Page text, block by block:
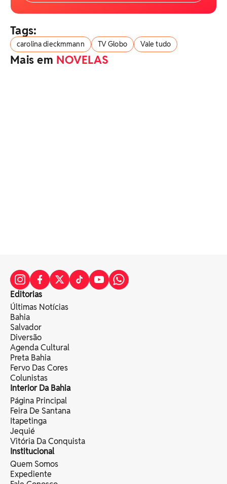
Tags:
carolina dieckmmann TV Globo Vale tudo
Mais em NOVELAS
Editorias
Últimas Notícias
Bahia
Salvador
Diversão
Agenda Cultural
Preta Bahia
Fervo Das Cores
Colunistas
Interior Da Bahia
Página Principal
Feira De Santana
Itapetinga
Jequié
Vitória Da Conquista
Institucional
Quem Somos
Expediente